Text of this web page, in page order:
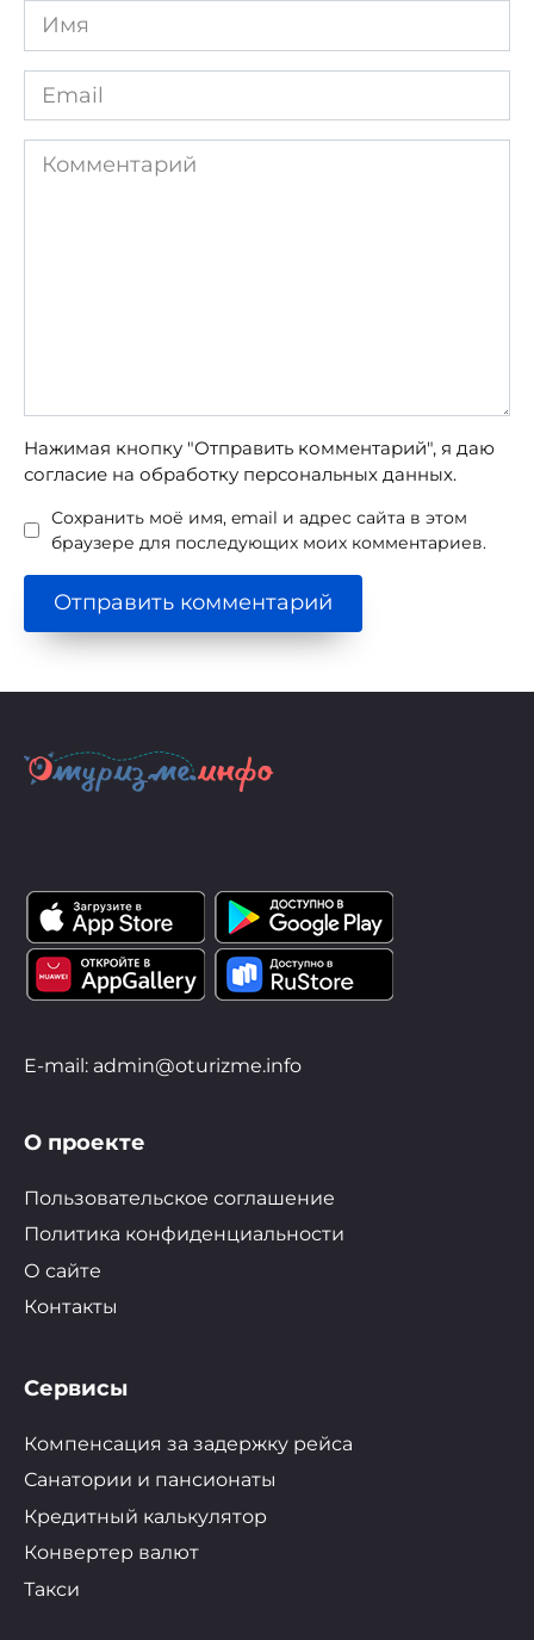
Имя
*
Email
*
Комментарий
Нажимая кнопку "Отправить комментарий", я даю
согласие на обработку персональных данных.
Сохранить моё имя, email и адрес сайта в этом
браузере для последующих моих комментариев.
E-mail: admin@oturizme.info
О проекте
Пользовательское соглашение
Политика конфиденциальности
О сайте
Контакты
Сервисы
Компенсация за задержку рейса
Санатории и пансионаты
Кредитный калькулятор
Конвертер валют
Такси